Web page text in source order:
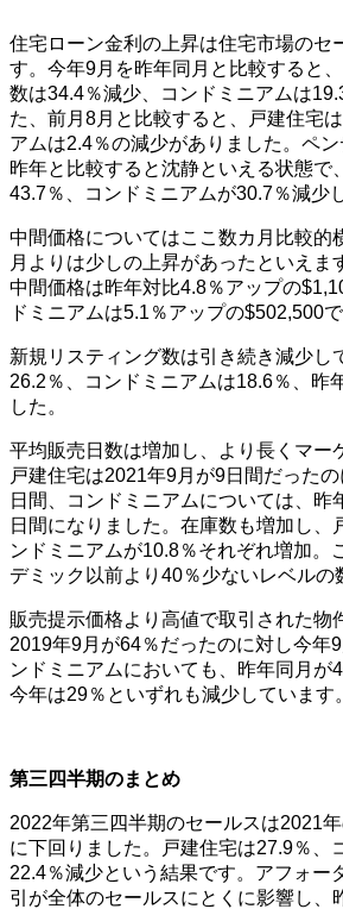
住宅ローン金利の上昇は住宅市場のセ
す。今年9月を昨年同月と比較すると
数は34.4％減少、コンドミニアムは
た、前月8月と比較すると、戸建住宅
アムは2.4％の減少がありました。ペ
昨年と比較すると沈静といえる状態で
43.7％、コンドミニアムが30.7％減少
中間価格についてはここ数カ月比較的
月よりは少しの上昇があったといえま
中間価格は昨年対比4.8％アップの
ドミニアムは5.1％アップの$502,500で
新規リスティング数は引き続き減少し
26.2％、コンドミニアムは18.6％、昨
した。
平均販売日数は増加し、より長くマー
戸建住宅は2021年9月が9日間だった
日間、コンドミニアムについては、昨
日間になりました。在庫数も増加し、
ンドミニアムが10.8％それぞれ増加。
デミック以前より40％少ないレベルの
販売提示価格より高値で取引された物
2019年9月が64％だったのに対し今年
ンドミニアムにおいても、昨年同月が
今年は29％といずれも減少しています。
第三四半期のまとめ
2022年第三四半期のセールスは2021
に下回りました。戸建住宅は27.9％、
22.4％減少という結果です。アフォー
引が全体のセールスにとくに影響し、